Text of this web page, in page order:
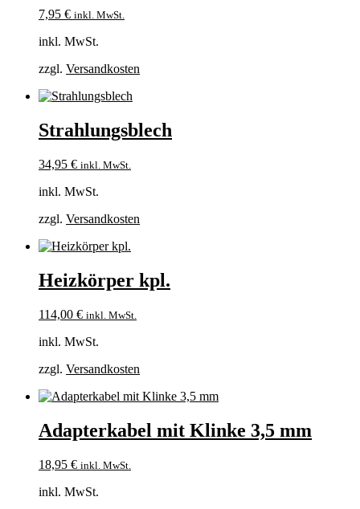
7,95 € inkl. MwSt.
inkl. MwSt.
zzgl. Versandkosten
Strahlungsblech
34,95 € inkl. MwSt.
inkl. MwSt.
zzgl. Versandkosten
Heizkörper kpl.
114,00 € inkl. MwSt.
inkl. MwSt.
zzgl. Versandkosten
Adapterkabel mit Klinke 3,5 mm
18,95 € inkl. MwSt.
inkl. MwSt.